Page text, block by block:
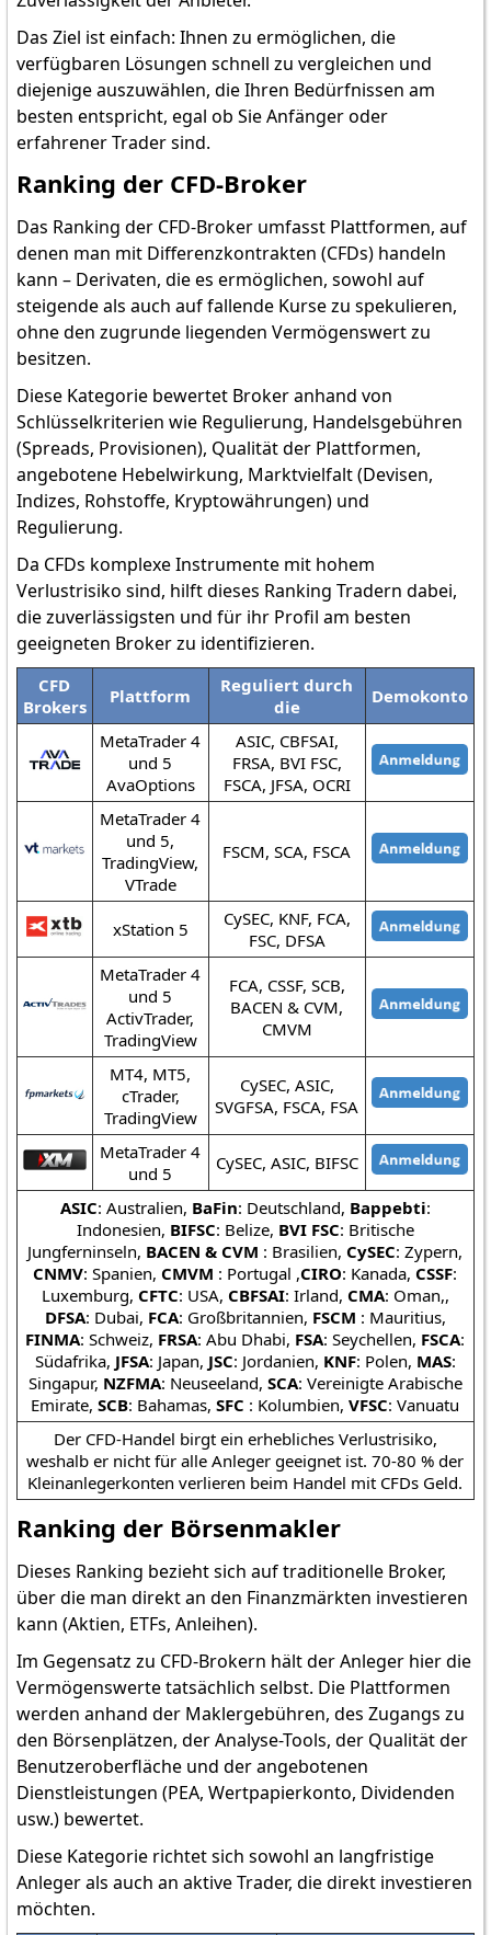
Das Ziel ist einfach: Ihnen zu ermöglichen, die
verfügbaren Lösungen schnell zu vergleichen und
diejenige auszuwählen, die Ihren Bedürfnissen am
besten entspricht, egal ob Sie Anfänger oder
erfahrener Trader sind.
Ranking der CFD-Broker
Das Ranking der CFD-Broker umfasst Plattformen, auf
denen man mit Differenzkontrakten (CFDs) handeln
kann – Derivaten, die es ermöglichen, sowohl auf
steigende als auch auf fallende Kurse zu spekulieren,
ohne den zugrunde liegenden Vermögenswert zu
besitzen.
Diese Kategorie bewertet Broker anhand von
Schlüsselkriterien wie Regulierung, Handelsgebühren
(Spreads, Provisionen), Qualität der Plattformen,
angebotene Hebelwirkung, Marktvielfalt (Devisen,
Indizes, Rohstoffe, Kryptowährungen) und
Regulierung.
Da CFDs komplexe Instrumente mit hohem
Verlustrisiko sind, hilft dieses Ranking Tradern dabei,
die zuverlässigsten und für ihr Profil am besten
geeigneten Broker zu identifizieren.
CFD
Brokers
Plattform
Reguliert durch
die
Demokonto
MetaTrader 4
und 5
AvaOptions
ASIC, CBFSAI,
FRSA, BVI FSC,
FSCA, JFSA, OCRI
MetaTrader 4
und 5,
TradingView,
VTrade
FSCM, SCA, FSCA
xStation 5
CySEC, KNF, FCA,
FSC, DFSA
MetaTrader 4
und 5
ActivTrader,
TradingView
FCA, CSSF, SCB,
BACEN & CVM,
CMVM
MT4, MT5,
cTrader,
TradingView
CySEC, ASIC,
SVGFSA, FSCA, FSA
MetaTrader 4
und 5
CySEC, ASIC, BIFSC
ASIC: Australien, BaFin: Deutschland, Bappebti:
Indonesien, BIFSC: Belize, BVI FSC: Britische
Jungferninseln, BACEN & CVM : Brasilien, CySEC: Zypern,
CNMV: Spanien, CMVM : Portugal ,CIRO: Kanada, CSSF:
Luxemburg, CFTC: USA, CBFSAI: Irland, CMA: Oman,,
DFSA: Dubai, FCA: Großbritannien, FSCM : Mauritius,
FINMA: Schweiz, FRSA: Abu Dhabi, FSA: Seychellen, FSCA:
Südafrika, JFSA: Japan, JSC: Jordanien, KNF: Polen, MAS:
Singapur, NZFMA: Neuseeland, SCA: Vereinigte Arabische
Emirate,SCB: Bahamas,SFC : Kolumbien,VFSC: Vanuatu
Der CFD-Handel birgt ein erhebliches Verlustrisiko,
weshalb er nicht für alle Anleger geeignet ist. 70-80 % der
Kleinanlegerkonten verlieren beim Handel mit CFDs Geld.
Ranking der Börsenmakler
Dieses Ranking bezieht sich auf traditionelle Broker,
über die man direkt an den Finanzmärkten investieren
kann (Aktien, ETFs, Anleihen).
Im Gegensatz zu CFD-Brokern hält der Anleger hier die
Vermögenswerte tatsächlich selbst. Die Plattformen
werden anhand der Maklergebühren, des Zugangs zu
den Börsenplätzen, der Analyse-Tools, der Qualität der
Benutzeroberfläche und der angebotenen
Dienstleistungen (PEA, Wertpapierkonto, Dividenden
usw.) bewertet.
Diese Kategorie richtet sich sowohl an langfristige
Anleger als auch an aktive Trader, die direkt investieren
möchten.